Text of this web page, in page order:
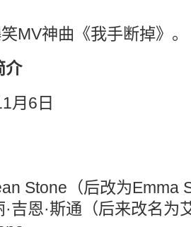
MV神曲 《我手断掉》。
介
月6日
Stone（后改为Emma
吉恩·斯通（后来改名为